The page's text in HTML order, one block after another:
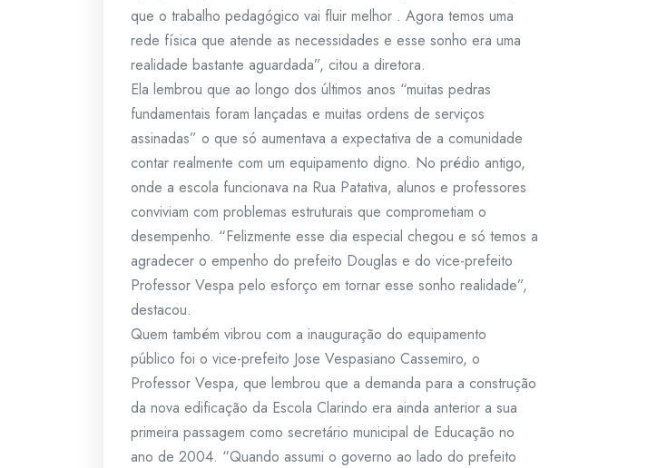
que o trabalho pedagógico vai fluir melhor . Agora temos uma
rede física que atende as necessidades e esse sonho era uma
realidade bastante aguardada”, citou a diretora.
Ela lembrou que ao longo dos últimos anos “muitas pedras
fundamentais foram lançadas e muitas ordens de serviços
assinadas” o que só aumentava a expectativa de a comunidade
contar realmente com um equipamento digno. No prédio antigo,
onde a escola funcionava na Rua Patativa, alunos e professores
conviviam com problemas estruturais que comprometiam o
desempenho. “Felizmente esse dia especial chegou e só temos a
agradecer o empenho do prefeito Douglas e do vice-prefeito
Professor Vespa pelo esforço em tornar esse sonho realidade”,
destacou.
Quem também vibrou com a inauguração do equipamento
público foi o vice-prefeito Jose Vespasiano Cassemiro, o
Professor Vespa, que lembrou que a demanda para a construção
da nova edificação da Escola Clarindo era ainda anterior a sua
primeira passagem como secretário municipal de Educação no
ano de 2004. “Quando assumi o governo ao lado do prefeito